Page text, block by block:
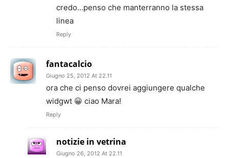
credo…penso che manterranno la stessa
linea
Reply
fantacalcio
Giugno 25, 2012 At 22.11
ora che ci penso dovrei aggiungere qualche
widgwt 😀 ciao Mara!
Reply
notizie in vetrina
Giugno 26, 2012 At 22.11